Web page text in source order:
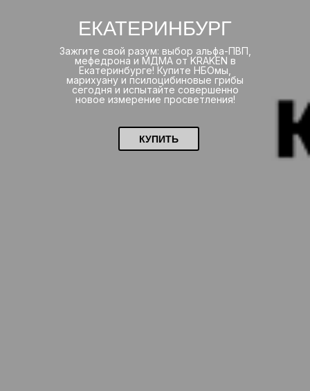
ЕКАТЕРИНБУРГ
Зажгите свой разум: выбор альфа-ПВП,
мефедрона и МДМА от KRAKEN в
Екатеринбурге! Купите НБОмы,
марихуану и псилоцибиновые грибы
сегодня и испытайте совершенно
новое измерение просветления!
КУПИТЬ